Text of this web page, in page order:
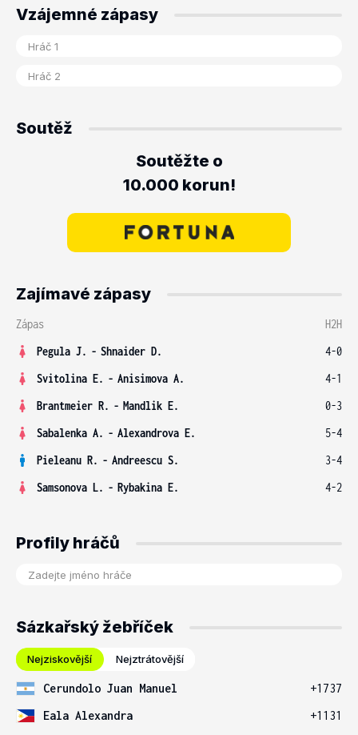
Vzájemné zápasy
Soutěž
Soutěžte o
10.000 korun!
Zajímavé zápasy
Zápas
H2H
Pegula J. - Shnaider D.
4-0
Svitolina E. - Anisimova A.
4-1
Brantmeier R. - Mandlik E.
0-3
Sabalenka A. - Alexandrova E.
5-4
Pieleanu R. - Andreescu S.
3-4
Samsonova L. - Rybakina E. 4-2
Profily hráčů
Sázkařský žebříček
Nejziskovější Nejztrátovější
Cerundolo Juan Manuel
+1737
Eala Alexandra
+1131